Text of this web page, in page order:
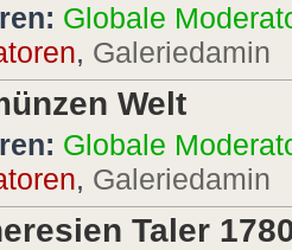
Globale
, Galeriedamin
Welt
Globale
, Galeriedamin
Taler